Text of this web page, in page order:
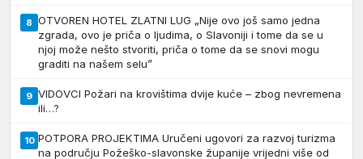
8 OTVOREN HOTEL ZLATNI LUG „Nije ovo još samo jedna
zgrada, ovo je priča o ljudima, o Slavoniji i tome da se u
njoj može nešto stvoriti, priča o tome da se snovi mogu
graditi na našem selu”
9 VIDOVCI Požari na krovištima dvije kuće – zbog nevremena
ili…?
10 POTPORA PROJEKTIMA Uručeni ugovori za razvoj turizma
na području Požeško-slavonske županije vrijedni više od